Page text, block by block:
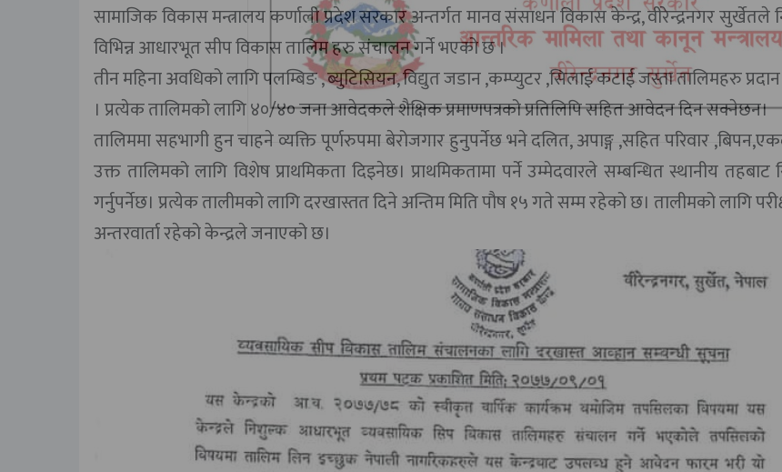
सामाजिक विकास मन्त्रालय कर्णाली प्रदेश सरकार अन्तर्गत मानव संसाधन विकास केन्द्र, वीरेन्द्रनगर
विभिन्न आधारभूत सीप विकास तालिम हरु संचालन गर्ने भएको छ ।
तीन महिना अवधिको लागि पलम्बिङ , ब्युटिसियन, विद्युत जडान ,कम्प्युटर ,सिलाई कटाई जस्ता तालिमहरु
। प्रत्येक तालिमको लागि ४०/४० जना आवेदकले शैक्षिक प्रमाणपत्रको प्रतिलिपि सहित आवेदन दिन सक्नेछन।
तालिममा सहभागी हुन चाहने व्यक्ति पूर्णरुपमा बेरोजगार हुनुपर्नेछ भने दलित, अपाङ्ग ,सहित परिवार
उक्त तालिमको लागि विशेष प्राथमिकता दिइनेछ। प्राथमिकतामा पर्ने उम्मेदवारले सम्बन्धित स्थानीय
गर्नुपर्नेछ। प्रत्येक तालीमको लागि दरखास्तत दिने अन्तिम मिति पौष १५ गते सम्म रहेको छ। तालीमको लागि
अन्तरवार्ता रहेको केन्द्रले जनाएको छ।